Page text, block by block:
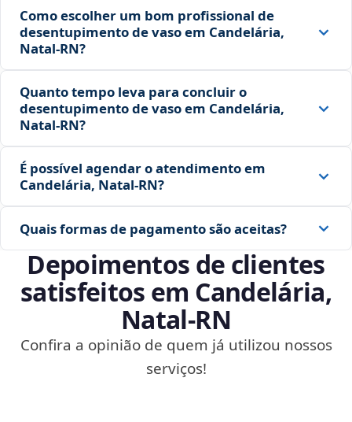
Como escolher um bom profissional de
desentupimento de vaso em Candelária,
Natal‑RN?
Quanto tempo leva para concluir o
desentupimento de vaso em Candelária,
Natal‑RN?
É possível agendar o atendimento em
Candelária, Natal‑RN?
Quais formas de pagamento são aceitas?
Depoimentos de clientes
satisfeitos em Candelária,
Natal‑RN
Confira a opinião de quem já utilizou nossos
serviços!